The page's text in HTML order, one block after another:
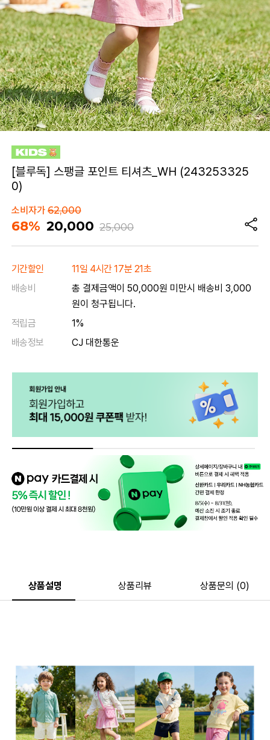
[블루독] 스팽글 포인트 티셔츠_WH (243253325
0)
소비자가62,000
68% 20,000 25,000
기간할인
11일 4시간 17분 21초
배송비
총 결제금액이 50,000원 미만시 배송비 3,000
원이 청구됩니다.
적립금
1%
배송정보
CJ 대한통운
상품설명 상품리뷰 상품문의 (0)